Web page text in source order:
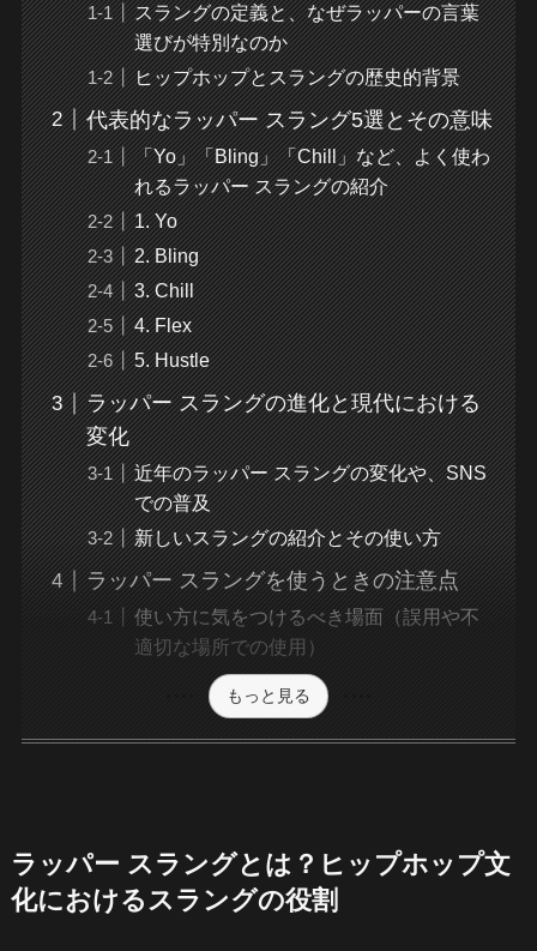
スラングの定義と、なぜラッパーの言葉
選びが特別なのか
ヒップホップとスラングの歴史的背景
代表的なラッパー スラング5選とその意味
「Yo」「Bling」「Chill」など、よく使わ
れるラッパー スラングの紹介
1. Yo
2. Bling
3. Chill
4. Flex
5. Hustle
ラッパー スラングの進化と現代における
変化
近年のラッパー スラングの変化や、SNS
での普及
新しいスラングの紹介とその使い方
ラッパー スラングを使うときの注意点
使い方に気をつけるべき場面（誤用や不
適切な場所での使用）
もっと見る
ラッパー スラングとは？ヒップホップ文
化におけるスラングの役割